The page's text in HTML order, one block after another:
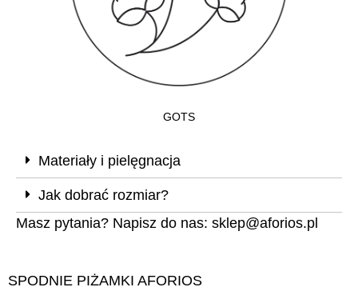
GOTS
Materiały i pielęgnacja
Jak dobrać rozmiar?
Masz pytania? Napisz do nas: sklep@aforios.pl
SPODNIE PIŻAMKI AFORIOS